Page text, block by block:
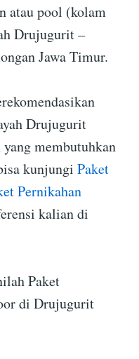
atau pool (kolam
Drujugurit –
Jawa Timur.
Drujugurit
membutuhkan
kunjungi Paket
Pernikahan
kalian di
Paket
di Drujugurit